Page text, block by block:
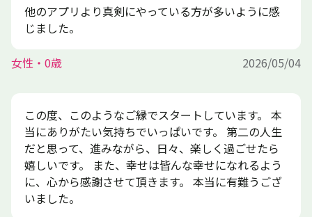
他のアプリより真剣にやっている方が多いように感
じました。
女性・0歳 2026/05/04
この度、このようなご縁でスタートしています。 本
当にありがたい気持ちでいっぱいです。 第二の人生
だと思って、進みながら、日々、楽しく過ごせたら
嬉しいです。 また、幸せは皆んな幸せになれるよう
に、心から感謝させて頂きます。 本当に有難うござ
いました。